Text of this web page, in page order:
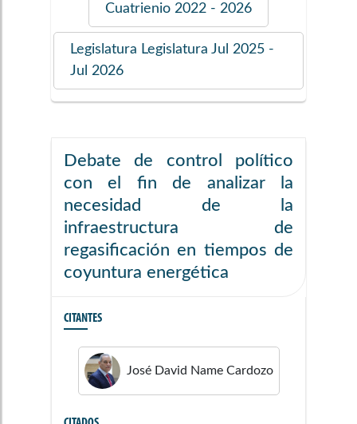
Cuatrienio 2022 - 2026
Legislatura Legislatura Jul 2025 -
Jul 2026
Debate de control político
con el fin de analizar la
necesidad de la
infraestructura de
regasificación en tiempos de
coyuntura energética
CITANTES
José David Name Cardozo